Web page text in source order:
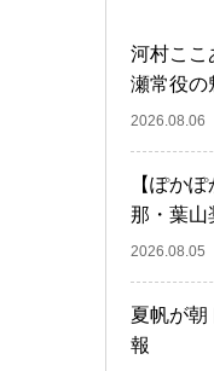
河村ここ
瀬常役の
2026.08.06
【ぽか
那・葉山
2026.08.05
夏帆が朝
報